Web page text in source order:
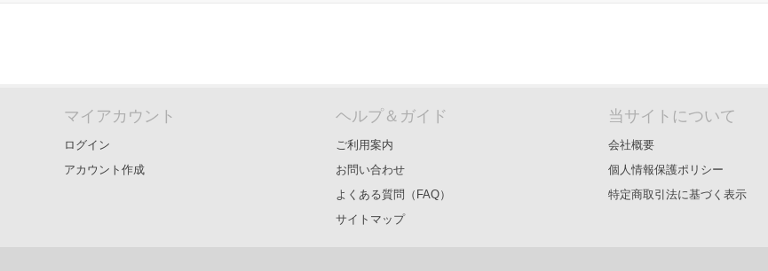
マイアカウント
ログイン
アカウント作成
ヘルプ＆ガイド
ご利用案内
お問い合わせ
よくある質問（FAQ）
サイトマップ
当サイトについて
会社概要
個人情報保護ポリシー
特定商取引法に基づく表示